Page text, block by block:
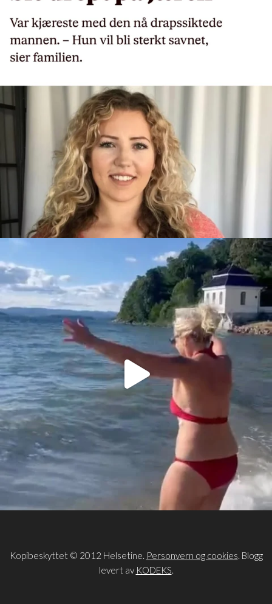
Kopibeskyttet © 2012 Helsetine. Personvern og cookies. Blogg
levert av KODEKS.